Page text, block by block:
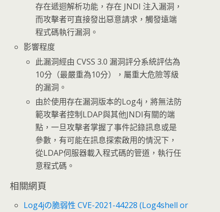
存在遞迴解析功能，存在 JNDI 注入漏洞，
而攻擊者可直接發出惡意請求，觸發遠端
程式碼執行漏洞。
影響程度
此漏洞經由 CVSS 3.0 漏洞評分系統評估為
10分（最嚴重為10分），屬重大危險等級
的漏洞。
由於使用存在漏洞版本的Log4j，將無法防
範攻擊者控制LDAP與其他JNDI有關的端
點，一旦攻擊者掌握了事件記錄訊息或是
參數，有可能在訊息探索啟用的情況下，
從LDAP伺服器載入程式碼的管道，執行任
意程式碼。
相關網頁
Log4jの脆弱性 CVE-2021-44228 (Log4shell or